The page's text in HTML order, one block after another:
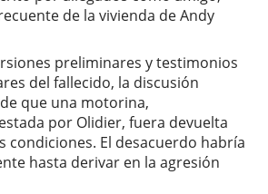
de la vivienda de Andy
preliminares y testimonios
del fallecido, la discusión
que una motorina,
por Olidier, fuera devuelta
condiciones. El desacuerdo habría
hasta derivar en la agresión